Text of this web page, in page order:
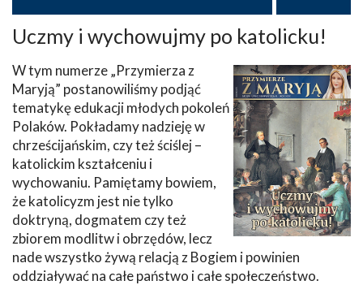
Uczmy i wychowujmy po katolicku!
W tym numerze „Przymierza z
Maryją” postanowiliśmy podjąć
tematykę edukacji młodych pokoleń
Polaków. Pokładamy nadzieję w
chrześcijańskim, czy też ściślej –
katolickim kształceniu i
wychowaniu. Pamiętamy bowiem,
że katolicyzm jest nie tylko
doktryną, dogmatem czy też
zbiorem modlitw i obrzędów, lecz
nade wszystko żywą relacją z Bogiem i powinien
oddziaływać na całe państwo i całe społeczeństwo.